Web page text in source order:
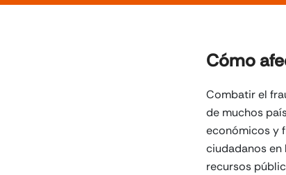
Cómo
Combatir el
de muchos
económicos y
ciudadanos
recursos